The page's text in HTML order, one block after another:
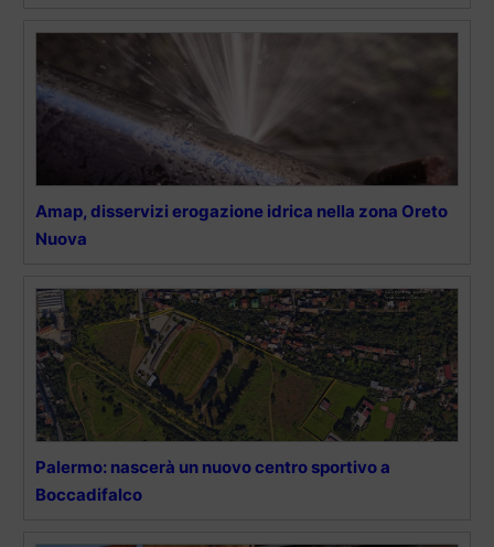
Amap, disservizi erogazione idrica nella zona Oreto
Nuova
Palermo: nascerà un nuovo centro sportivo a
Boccadifalco